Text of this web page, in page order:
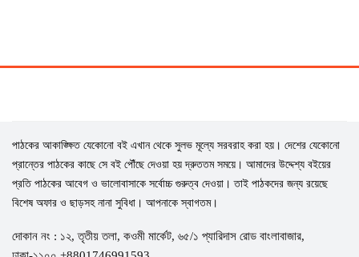
পাঠকের আকাঙ্ক্ষিত যেকোনো বই এখান থেকে সুলভ মূল্যে সরবরাহ করা হয়। দেশের যেকোনো
প্রান্তের পাঠকের কাছে সে বই পৌঁছে দেওয়া হয় দ্রুততম সময়ে। আমাদের উদ্দেশ্য বইয়ের
প্রতি পাঠকের আবেগ ও ভালোবাসাকে সর্বোচ্চ গুরুত্ব দেওয়া। তাই পাঠকদের জন্য রয়েছে
বিশেষ অফার ও ছাড়সহ নানা সুবিধা। আপনাকে স্বাগতম।
দোকান নং : ১২, তৃতীয় তলা, কওমী মার্কেট, ৬৫/১ প্যারিদাস রোড বাংলাবাজার,